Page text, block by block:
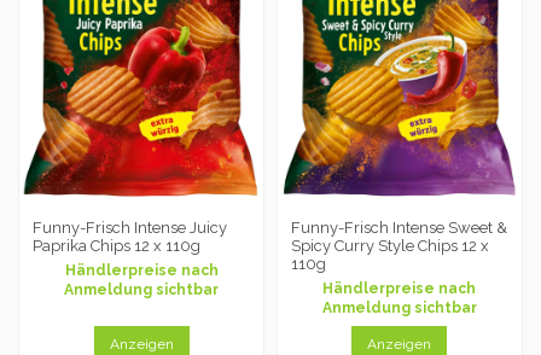
Funny-Frisch Intense Juicy
Paprika Chips 12 x 110g
Händlerpreise nach
Anmeldung sichtbar
Anzeigen
Funny-Frisch Intense Sweet &
Spicy Curry Style Chips 12 x
110g
Händlerpreise nach
Anmeldung sichtbar
Anzeigen